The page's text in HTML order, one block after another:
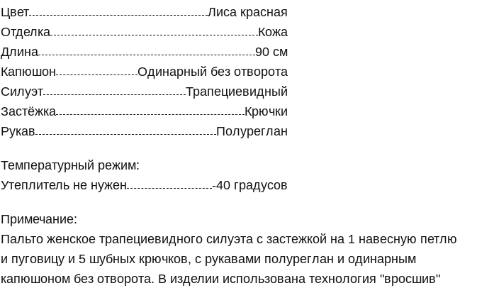
Цвет
Лиса красная
Отделка
Кожа
Длина
90 см
Капюшон
Одинарный без отворота
Силуэт
Трапециевидный
Застёжка
Крючки
Рукав
Полуреглан
Температурный режим:
Утеплитель не нужен
-40 градусов
Примечание:
Пальто женское трапециевидного силуэта с застежкой на 1 навесную петлю
и пуговицу и 5 шубных крючков, с рукавами полуреглан и одинарным
капюшоном без отворота. В изделии использована технология "вросшив"